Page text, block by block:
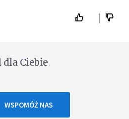
Ciebie
WSPOMÓŻ NAS